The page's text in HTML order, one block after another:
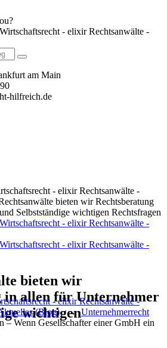
am Main
hilfreich.de
- elixir Rechtsanwälte -
bieten wir Rechtsberatung
Selbstständige wichtigen Rechtsfragen
bieten wir
in allen für Unternehmer
wichtigen
- elixir Rechtsanwälte -
(Blog)→Unternehmerrecht
– Wenn Gesellschafter einer GmbH ein